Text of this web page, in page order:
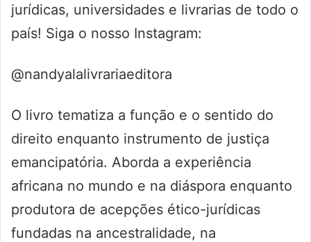
jurídicas, universidades e livrarias de todo o
país! Siga o nosso Instagram:
@nandyalalivrariaeditora
O livro tematiza a função e o sentido do
direito enquanto instrumento de justiça
emancipatória. Aborda a experiência
africana no mundo e na diáspora enquanto
produtora de acepções ético-jurídicas
fundadas na ancestralidade, na